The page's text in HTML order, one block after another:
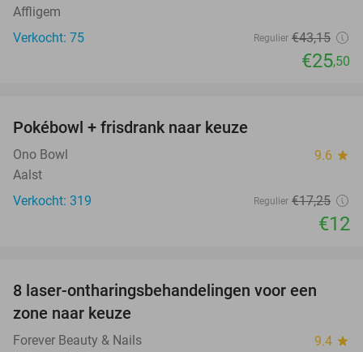
Affligem
Verkocht: 75
Regulier €43,15
€25,50
Pokébowl + frisdrank naar keuze
Ono Bowl 9.6 star
Aalst
Verkocht: 319
Regulier €17,25
€12
86%
8 laser-ontharingsbehandelingen voor een
zone naar keuze
Forever Beauty & Nails 9.4 star